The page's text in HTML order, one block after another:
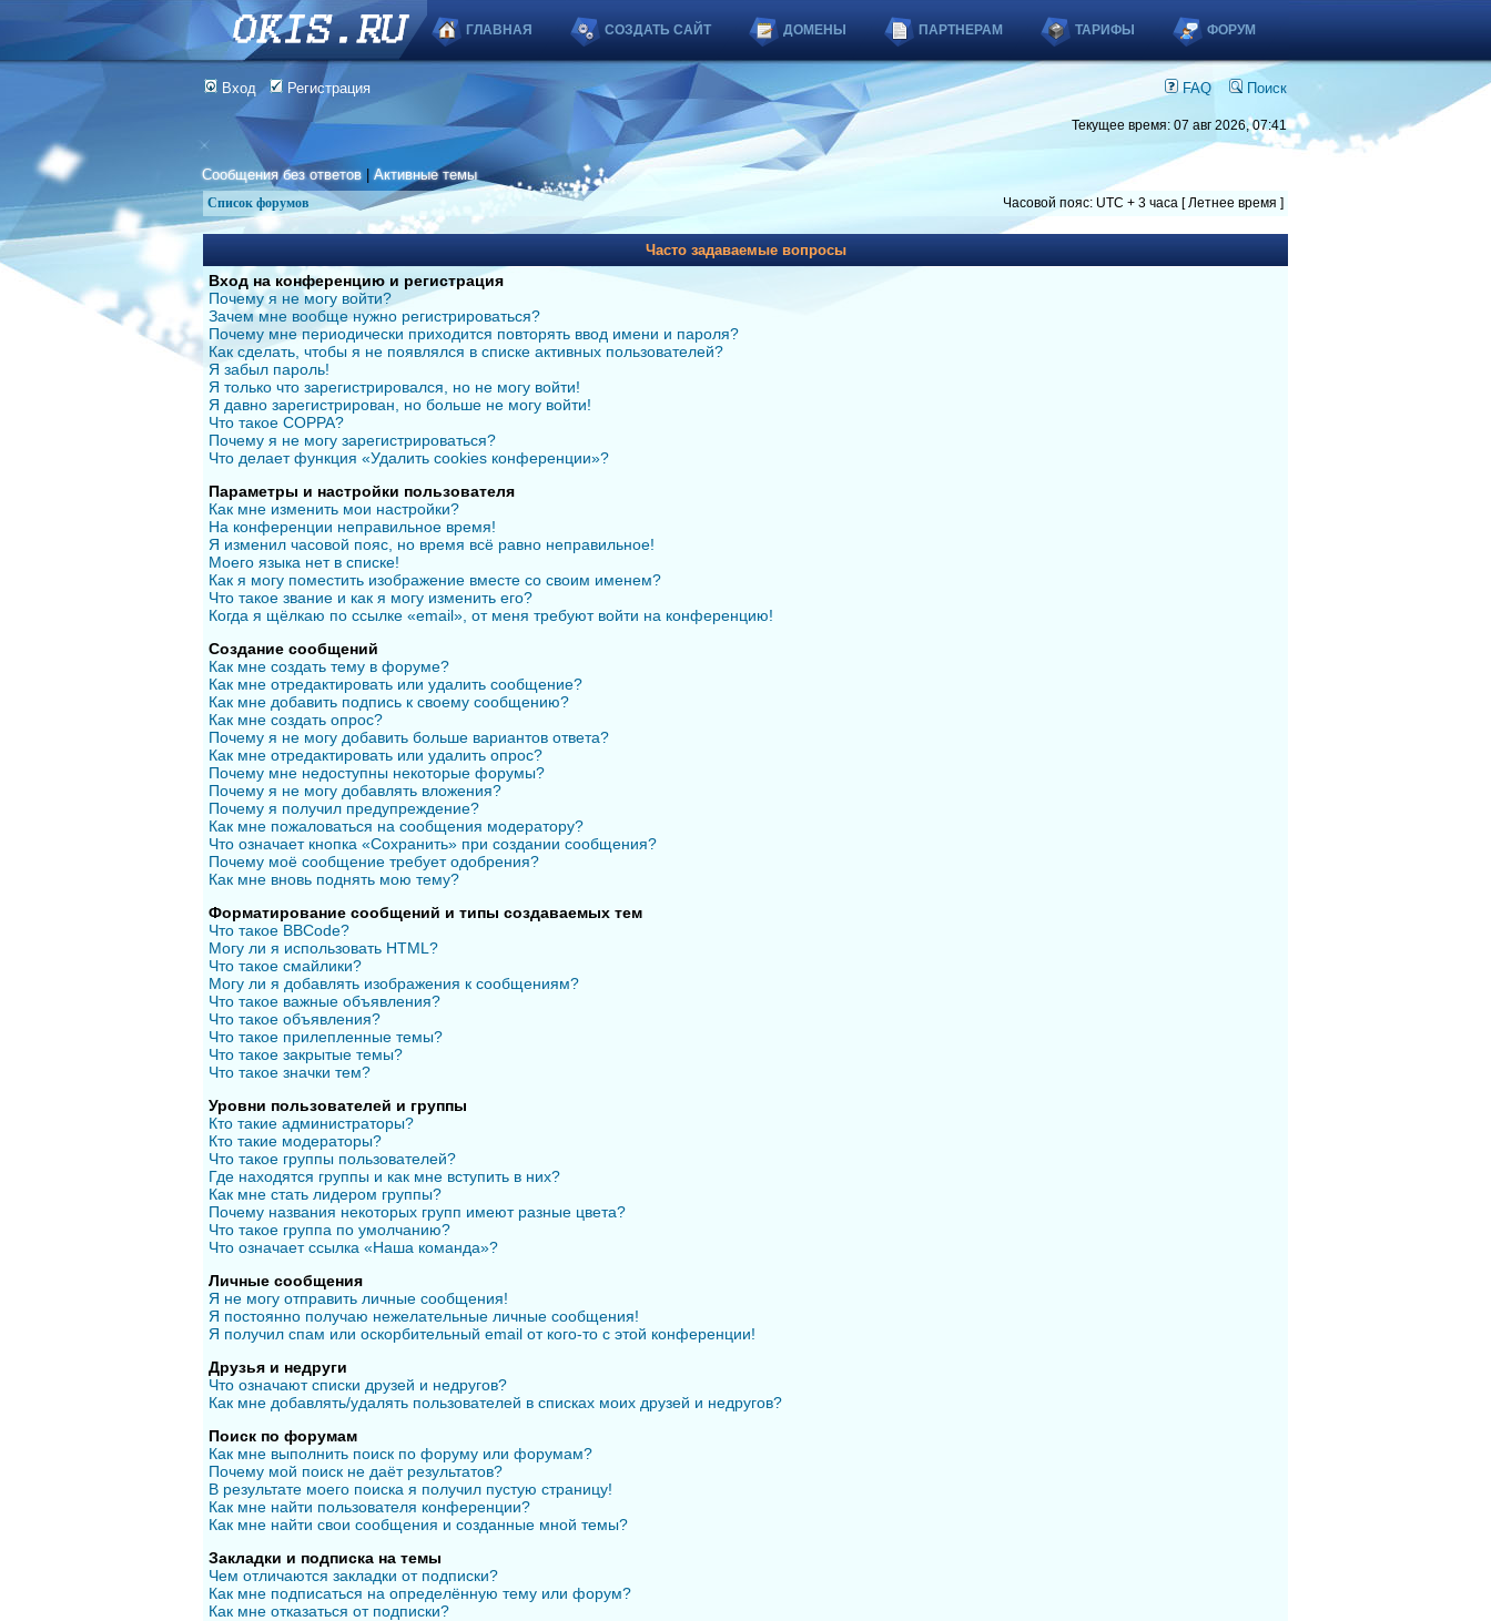
ГЛАВНАЯ СОЗДАТЬ САЙТ ДОМЕНЫ ПАРТНЕРАМ ТАРИФЫ ФОРУМ
Вход Регистрация FAQ Поиск
Текущее время: 07 авг 2026, 07:41
Сообщения без ответов |Активные темы
Список форумов Часовой пояс: UTC + 3 часа [ Летнее время ]
Часто задаваемые вопросы
Вход на конференцию и регистрация
Почему я не могу войти?
Зачем мне вообще нужно регистрироваться?
Почему мне периодически приходится повторять ввод имени и пароля?
Как сделать, чтобы я не появлялся в списке активных пользователей?
Я забыл пароль!
Я только что зарегистрировался, но не могу войти!
Я давно зарегистрирован, но больше не могу войти!
Что такое COPPA?
Почему я не могу зарегистрироваться?
Что делает функция «Удалить cookies конференции»?
Параметры и настройки пользователя
Как мне изменить мои настройки?
На конференции неправильное время!
Я изменил часовой пояс, но время всё равно неправильное!
Моего языка нет в списке!
Как я могу поместить изображение вместе со своим именем?
Что такое звание и как я могу изменить его?
Когда я щёлкаю по ссылке «email», от меня требуют войти на конференцию!
Создание сообщений
Как мне создать тему в форуме?
Как мне отредактировать или удалить сообщение?
Как мне добавить подпись к своему сообщению?
Как мне создать опрос?
Почему я не могу добавить больше вариантов ответа?
Как мне отредактировать или удалить опрос?
Почему мне недоступны некоторые форумы?
Почему я не могу добавлять вложения?
Почему я получил предупреждение?
Как мне пожаловаться на сообщения модератору?
Что означает кнопка «Сохранить» при создании сообщения?
Почему моё сообщение требует одобрения?
Как мне вновь поднять мою тему?
Форматирование сообщений и типы создаваемых тем
Что такое BBCode?
Могу ли я использовать HTML?
Что такое смайлики?
Могу ли я добавлять изображения к сообщениям?
Что такое важные объявления?
Что такое объявления?
Что такое прилепленные темы?
Что такое закрытые темы?
Что такое значки тем?
Уровни пользователей и группы
Кто такие администраторы?
Кто такие модераторы?
Что такое группы пользователей?
Где находятся группы и как мне вступить в них?
Как мне стать лидером группы?
Почему названия некоторых групп имеют разные цвета?
Что такое группа по умолчанию?
Что означает ссылка «Наша команда»?
Личные сообщения
Я не могу отправить личные сообщения!
Я постоянно получаю нежелательные личные сообщения!
Я получил спам или оскорбительный email от кого-то с этой конференции!
Друзья и недруги
Что означают списки друзей и недругов?
Как мне добавлять/удалять пользователей в списках моих друзей и недругов?
Поиск по форумам
Как мне выполнить поиск по форуму или форумам?
Почему мой поиск не даёт результатов?
В результате моего поиска я получил пустую страницу!
Как мне найти пользователя конференции?
Как мне найти свои сообщения и созданные мной темы?
Закладки и подписка на темы
Чем отличаются закладки от подписки?
Как мне подписаться на определённую тему или форум?
Как мне отказаться от подписки?